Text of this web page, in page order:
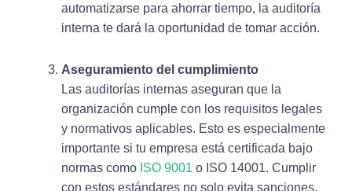
automatizarse para ahorrar tiempo, la auditoría
interna te dará la oportunidad de tomar acción.
Aseguramiento del cumplimiento
Las auditorías internas aseguran que la
organización cumple con los requisitos legales
y normativos aplicables. Esto es especialmente
importante si tu empresa está certificada bajo
normas como ISO 9001 o ISO 14001. Cumplir
con estos estándares no solo evita sanciones,